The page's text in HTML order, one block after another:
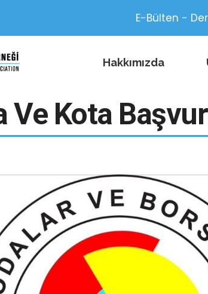
Hakkımızda
Ve Kota
E-Bülten -